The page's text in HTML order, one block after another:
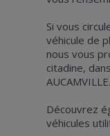
Si vous
véhicule de
nous vous
citadine,
AUCAMVILLE.
Découvrez
véhicules